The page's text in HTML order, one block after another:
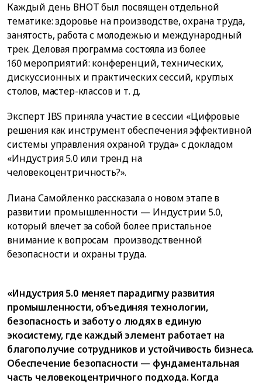
Каждый день ВНОТ был посвящен отдельной
тематике: здоровье на производстве, охрана труда,
занятость, работа с молодежью и международный
трек. Деловая программа состояла из более
160 мероприятий: конференций, технических,
дискуссионных и практических сессий, круглых
столов, мастер-классов и т. д.
Эксперт IBS приняла участие в сессии «Цифровые
решения как инструмент обеспечения эффективной
системы управления охраной труда» с докладом
«Индустрия 5.0 или тренд на
человекоцентричность?».
Лиана Самойленко рассказала о новом этапе в
развитии промышленности — Индустрии 5.0,
который влечет за собой более пристальное
внимание к вопросам производственной
безопасности и охраны труда.
«Индустрия 5.0 меняет парадигму развития
промышленности, объединяя технологии,
безопасность и заботу о людях в единую
экосистему, где каждый элемент работает на
благополучие сотрудников и устойчивость бизнеса.
Обеспечение безопасности — фундаментальная
часть человекоцентричного подхода. Когда